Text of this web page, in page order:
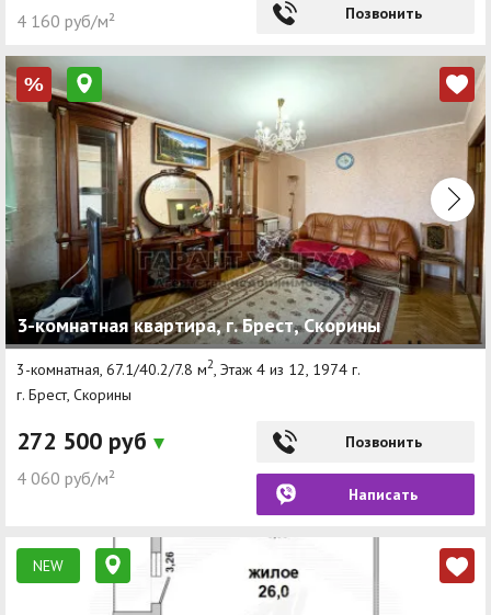
4 160 руб/м² Позвонить
%
3-комнатная квартира, г. Брест, Скорины
3-комнатная, 67.1/40.2/7.8 м2 , Этаж 4 из 12, 1974 г.
г. Брест, Скорины
272 500 руб
4 060 руб/м²
Позвонить
Написать
NEW